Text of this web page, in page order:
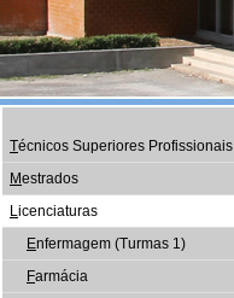
Técnicos Superiores Profissionais
Mestrados
Licenciaturas
Enfermagem (Turmas 1)
Farmácia